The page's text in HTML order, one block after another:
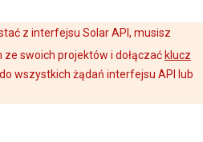
z interfejsu Solar API, musisz
ze swoich projektów i dołączać klucz
wszystkich żądań interfejsu API lub